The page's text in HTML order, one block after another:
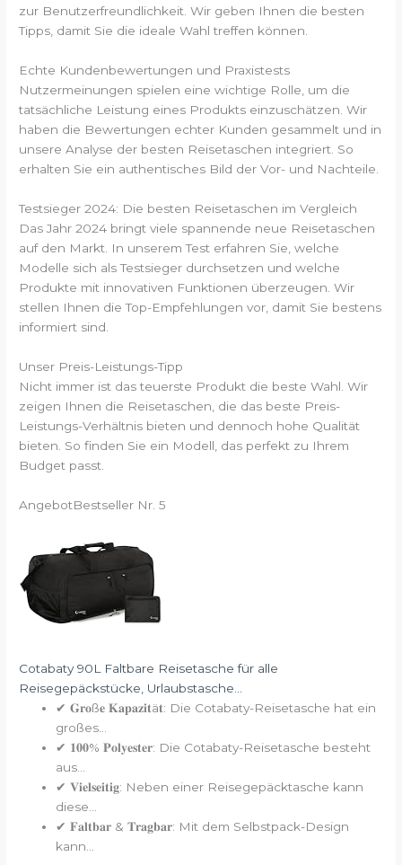
zur Benutzerfreundlichkeit. Wir geben Ihnen die besten
Tipps, damit Sie die ideale Wahl treffen können.
Echte Kundenbewertungen und Praxistests
Nutzermeinungen spielen eine wichtige Rolle, um die
tatsächliche Leistung eines Produkts einzuschätzen. Wir
haben die Bewertungen echter Kunden gesammelt und in
unsere Analyse der besten Reisetaschen integriert. So
erhalten Sie ein authentisches Bild der Vor- und Nachteile.
Testsieger 2024: Die besten Reisetaschen im Vergleich
Das Jahr 2024 bringt viele spannende neue Reisetaschen
auf den Markt. In unserem Test erfahren Sie, welche
Modelle sich als Testsieger durchsetzen und welche
Produkte mit innovativen Funktionen überzeugen. Wir
stellen Ihnen die Top-Empfehlungen vor, damit Sie bestens
informiert sind.
Unser Preis-Leistungs-Tipp
Nicht immer ist das teuerste Produkt die beste Wahl. Wir
zeigen Ihnen die Reisetaschen, die das beste Preis-
Leistungs-Verhältnis bieten und dennoch hohe Qualität
bieten. So finden Sie ein Modell, das perfekt zu Ihrem
Budget passt.
AngebotBestseller Nr. 5
Cotabaty 90L Faltbare Reisetasche für alle
Reisegepäckstücke, Urlaubstasche...
✔ 𝐆𝐫𝐨ß𝐞 𝐊𝐚𝐩𝐚𝐳𝐢𝐭ä𝐭: Die Cotabaty-Reisetasche hat ein
großes...
✔ 𝟏𝟎𝟎% 𝐏𝐨𝐥𝐲𝐞𝐬𝐭𝐞𝐫: Die Cotabaty-Reisetasche besteht
aus...
✔ 𝐕𝐢𝐞𝐥𝐬𝐞𝐢𝐭𝐢𝐠: Neben einer Reisegepäcktasche kann
diese...
✔ 𝐅𝐚𝐥𝐭𝐛𝐚𝐫 & 𝐓𝐫𝐚𝐠𝐛𝐚𝐫: Mit dem Selbstpack-Design
kann...